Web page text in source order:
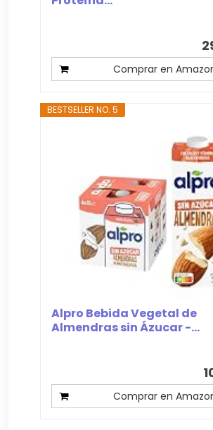
Comprar en
BESTSELLER NO. 5
Alpro Bebida Vegetal de
Almendras sin Ázucar -...
Comprar en